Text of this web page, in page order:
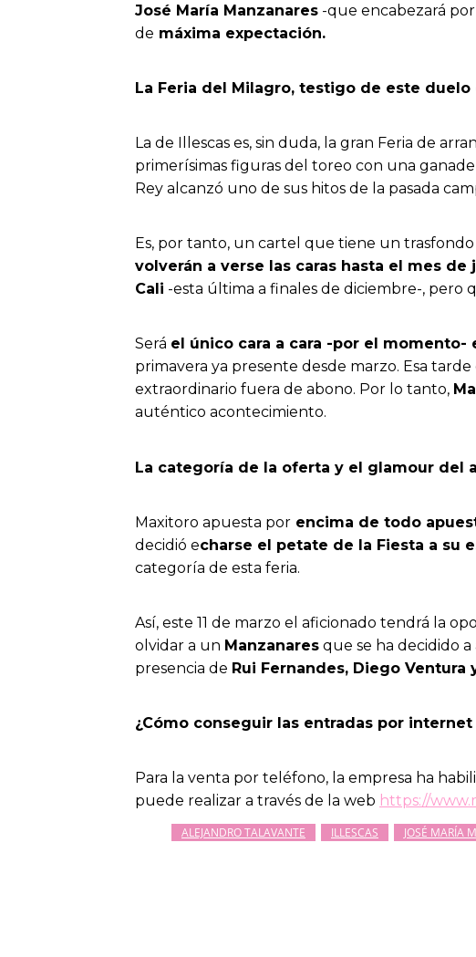
José María Manzanares -que encabezará
de máxima expectación.
La Feria del Milagro, testigo de este
La de Illescas es, sin duda, la gran Feria de
primerísimas figuras del toreo con una
Rey alcanzó uno de sus hitos de la pasada
Es, por tanto, un cartel que tiene un
volverán a verse las caras hasta el mes de
Cali -esta última a finales de diciembre-, pero
Será el único cara a cara -por el momento-
primavera ya presente desde marzo. Esa
extraordinario fuera de abono. Por lo tanto,
auténtico acontecimiento.
La categoría de la oferta y el glamour del
Maxitoro apuesta por encima de todo
decidió echarse el petate de la Fiesta a su
categoría de esta feria.
Así, este 11 de marzo el aficionado tendrá la
olvidar a un Manzanares que se ha decidido
presencia de Rui Fernandes, Diego
¿Cómo conseguir las entradas por
Para la venta por teléfono, la empresa ha
puede realizar a través de la web https://
ALEJANDRO TALAVANTE ILLESCAS JOSÉ MARÍA